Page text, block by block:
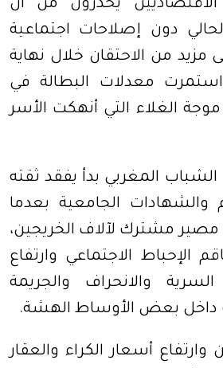
يحذرون من أن
دون إصلاحات اجتماعية
مزيد من الاحتقان خلال نهاية
استمرت معدلات البطالة في
الغلاء التي أنهكت الأسر
المغربي بدأ يفقد ثقته
والشهادات الجامعية بعدما
مصير مشترك لآلاف الخريجين،
الإحباط الاجتماعي وارتفاع
والانحراف والجريمة
داخل بعض الأوساط الهشة.
أسعار الكراء والعقار